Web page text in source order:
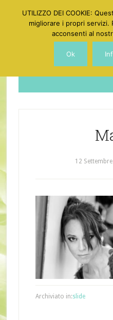
12
Archiviato in:slide
UTILIZZO DEI COOKIE:
migliorare i propri servizi.
acconsenti al
Ok